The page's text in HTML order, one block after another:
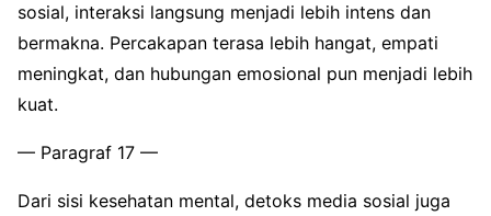
sosial, interaksi langsung menjadi lebih intens dan
bermakna. Percakapan terasa lebih hangat, empati
meningkat, dan hubungan emosional pun menjadi lebih
kuat.
— Paragraf 17 —
Dari sisi kesehatan mental, detoks media sosial juga